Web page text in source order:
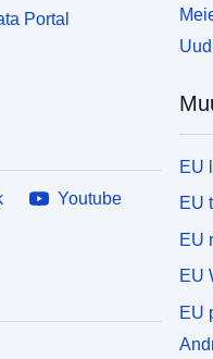
Portal
Youtube
EU
EU
EU
EU
EU